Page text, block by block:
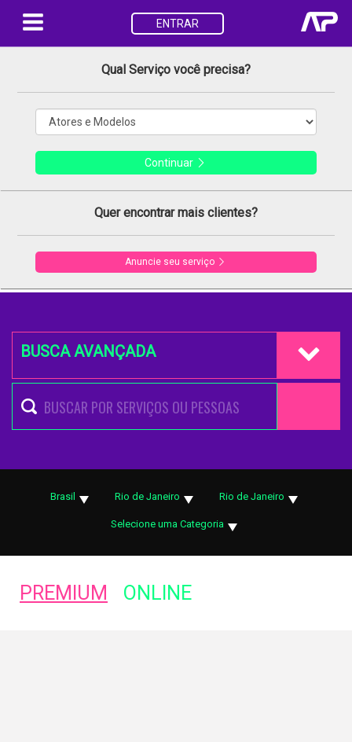
ENTRAR
Qual Serviço você precisa?
Continuar
Quer encontrar mais clientes?
Anuncie seu serviço
BUSCA AVANÇADA
Brasil Rio de Janeiro Rio de Janeiro
Selecione uma Categoria
PREMIUM ONLINE